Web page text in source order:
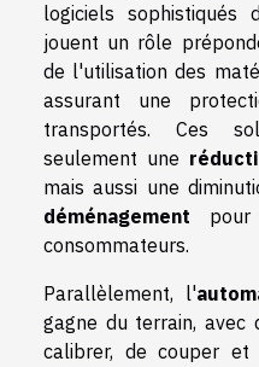
logiciels sophistiqués
jouent un rôle
de l'utilisation des
assurant une
transportés. Ces
seulement une
mais aussi une
déménagement pour
consommateurs.
Parallèlement, l'
gagne du terrain, avec
calibrer, de couper